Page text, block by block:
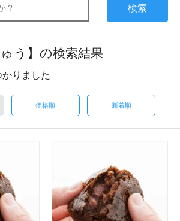
検索
ゅう】の検索結果
りました
価格順 新着順